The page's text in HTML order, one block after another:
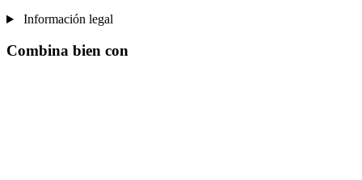
Información legal
Combina bien con